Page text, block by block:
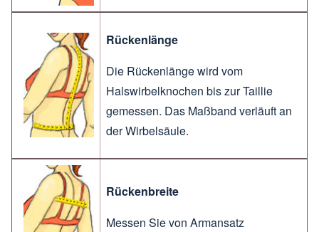
Rückenlänge
Die Rückenlänge wird vom
Halswirbelknochen bis zur Taillie
gemessen. Das Maßband verläuft an
der Wirbelsäule.
Rückenbreite
Messen Sie von Armansatz